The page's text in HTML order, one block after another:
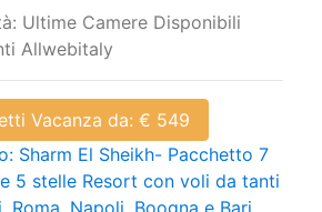
Ultime Camere Disponibili
Allwebitaly
Vacanza da: € 549
Sharm El Sheikh- Pacchetto 7
5 stelle Resort con voli da tanti
Roma, Napoli, Boogna e Bari